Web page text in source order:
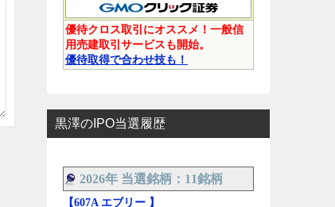
優待クロス取引にオススメ！一般信
用売建取引サービスも開始。
優待取得で合わせ技も！
黒澤のIPO当選履歴
2026年 当選銘柄：11銘柄
【607A エブリー 】